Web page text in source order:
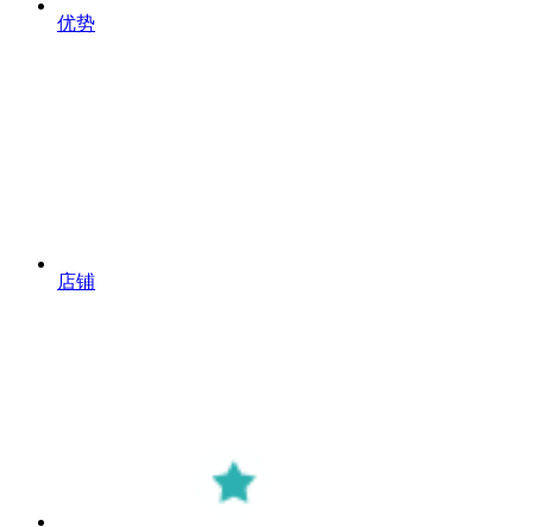
优势
店铺